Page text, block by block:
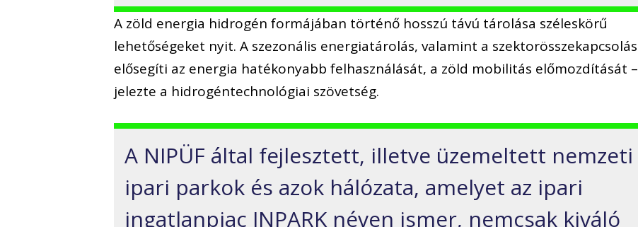
A zöld energia hidrogén formájában történő hosszú távú tárolása széleskörű
lehetőségeket nyit. A szezonális energiatárolás, valamint a szektorösszekapcsolás
elősegíti az energia hatékonyabb felhasználását, a zöld mobilitás előmozdítását –
jelezte a hidrogéntechnológiai szövetség.
A NIPÜF által fejlesztett, illetve üzemeltett nemzeti
ipari parkok és azok hálózata, amelyet az ipari
ingatlanpiac INPARK néven ismer, nemcsak kiváló